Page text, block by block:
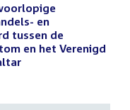
en
tussen de
en het Verenigd